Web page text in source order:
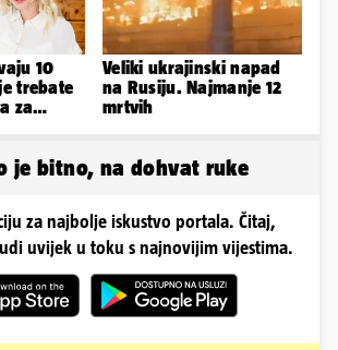
10
trebate
za
Veliki ukrajinski napad
na Rusiju. Najmanje 12
mrtvih
je bitno, na dohvat ruke
za najbolje iskustvo portala. Čitaj,
uvijek u toku s najnovijim vijestima.